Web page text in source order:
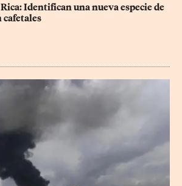
Identifican una nueva especie de
cafetales